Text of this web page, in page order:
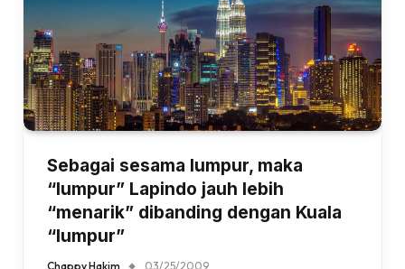
Sebagai sesama lumpur, maka
“lumpur” Lapindo jauh lebih
“menarik” dibanding dengan Kuala
“lumpur”
Chappy Hakim 03/25/2009